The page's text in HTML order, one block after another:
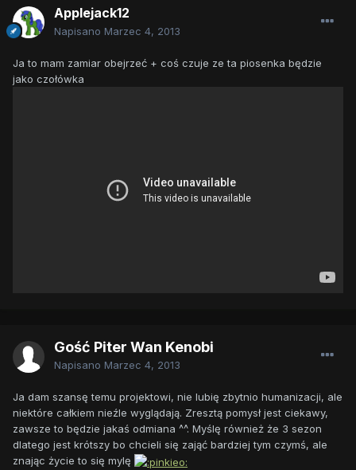
Applejack12
Napisano Marzec 4, 2013
Ja to mam zamiar obejrzeć + coś czuje ze ta piosenka będzie
jako czołówka
Gość Piter Wan Kenobi
Napisano Marzec 4, 2013
Ja dam szansę temu projektowi, nie lubię zbytnio humanizacji, ale
niektóre całkiem nieźle wyglądają. Zresztą pomysł jest ciekawy,
zawsze to będzie jakaś odmiana ^^. Myślę również że 3 sezon
dlatego jest krótszy bo chcieli się zająć bardziej tym czymś, ale
znając życie to się mylę